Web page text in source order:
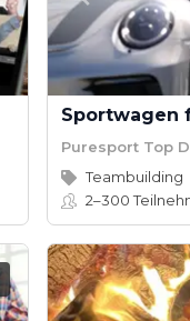
Puresport Top
Teambuilding
2–300